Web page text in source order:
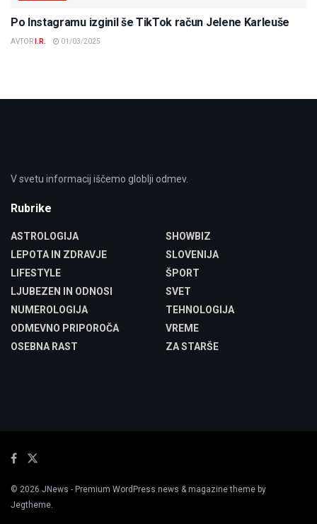
Po Instagramu izginil še TikTok račun Jelene Karleuše
AVTOR I.R. 01/03/2025
V svetu informacij iščemo globlji odmev.
Rubrike
ASTROLOGIJA
LEPOTA IN ZDRAVJE
LIFESTYLE
LJUBEZEN IN ODNOSI
NUMEROLOGIJA
ODMEVNO PRIPOROČA
OSEBNA RAST
SHOWBIZ
SLOVENIJA
ŠPORT
SVET
TEHNOLOGIJA
VREME
ZA STARŠE
© 2026 JNews - Premium WordPress news & magazine theme by
Jegtheme.